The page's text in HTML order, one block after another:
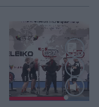
Loaded